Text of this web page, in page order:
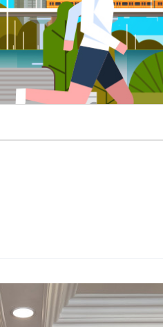
2026 생활체육지도자교육 및